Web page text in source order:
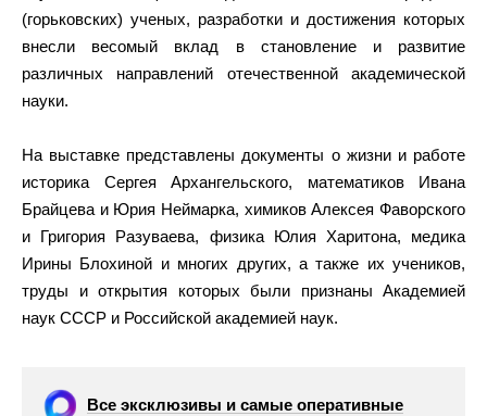
(горьковских) ученых, разработки и достижения которых
внесли весомый вклад в становление и развитие
различных направлений отечественной академической
науки.
На выставке представлены документы о жизни и работе
историка Сергея Архангельского, математиков Ивана
Брайцева и Юрия Неймарка, химиков Алексея Фаворского
и Григория Разуваева, физика Юлия Харитона, медика
Ирины Блохиной и многих других, а также их учеников,
труды и открытия которых были признаны Академией
наук СССР и Российской академией наук.
Все эксклюзивы и самые оперативные